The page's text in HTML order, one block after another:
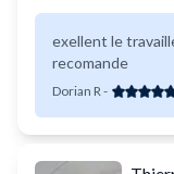
exellent le
recomande
Dorian R-